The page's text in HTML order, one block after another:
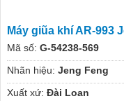
Máy giũa khí AR-993
Mã số: G-54238-569
Nhãn hiệu: Jeng Feng
Xuất xứ: Đài Loan